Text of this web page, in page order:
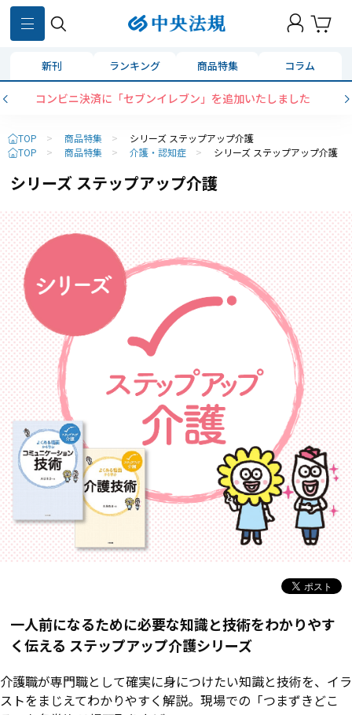
新刊 ランキング 商品特集 コラム
コンビニ決済に「セブンイレブン」を追加いたしました
TOP > 商品特集 >
シリーズ ステップアップ介護
TOP
> 商品特集 > 介護・認知症 > シリーズ ステップアップ介護
シリーズ ステップアップ介護
一人前になるために必要な知識と技術をわかりやす
く伝える ステップアップ介護シリーズ
介護職が専門職として確実に身につけたい知識と技術を、イラ
ストをまじえてわかりやすく解説。現場での「つまずきどこ